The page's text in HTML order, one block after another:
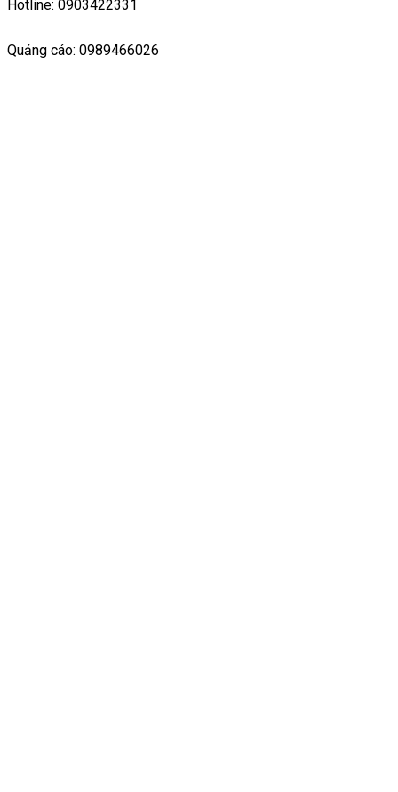
Hotline: 0903422331
Quảng cáo: 0989466026